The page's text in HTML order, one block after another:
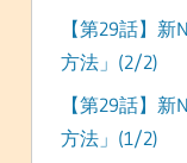
【第29話】
方法」(2/2)
【第29話】
方法」(1/2)